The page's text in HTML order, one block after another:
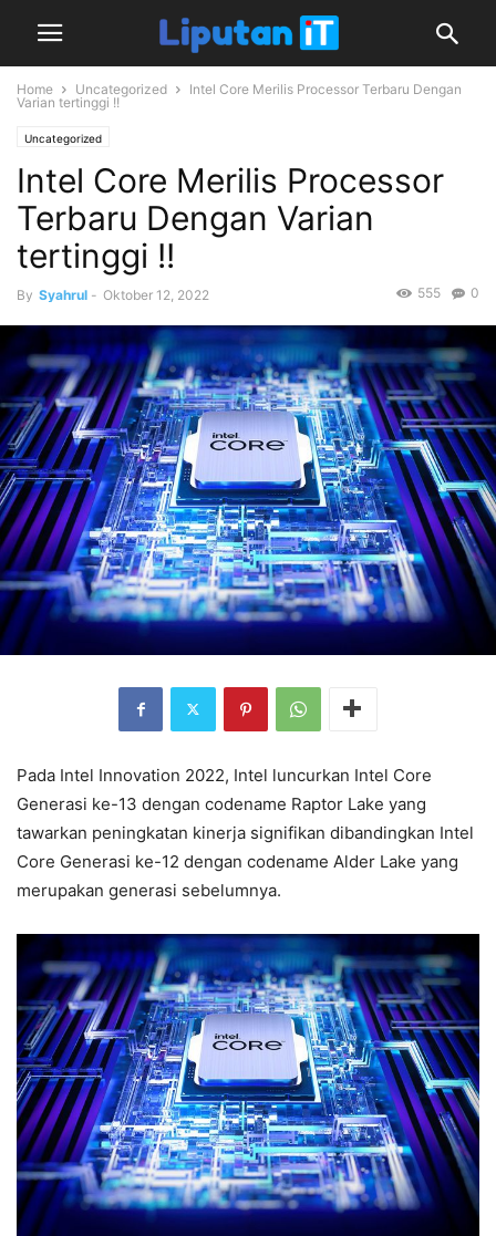
Home Uncategorized
Intel Core Merilis Processor Terbaru Dengan
Varian tertinggi !!
Uncategorized
Intel Core Merilis Processor
Terbaru Dengan Varian
tertinggi !!
By Syahrul - Oktober 12, 2022 0
555
Pada Intel Innovation 2022, Intel luncurkan Intel Core
Generasi ke-13 dengan codename Raptor Lake yang
tawarkan peningkatan kinerja signifikan dibandingkan Intel
Core Generasi ke-12 dengan codename Alder Lake yang
merupakan generasi sebelumnya.